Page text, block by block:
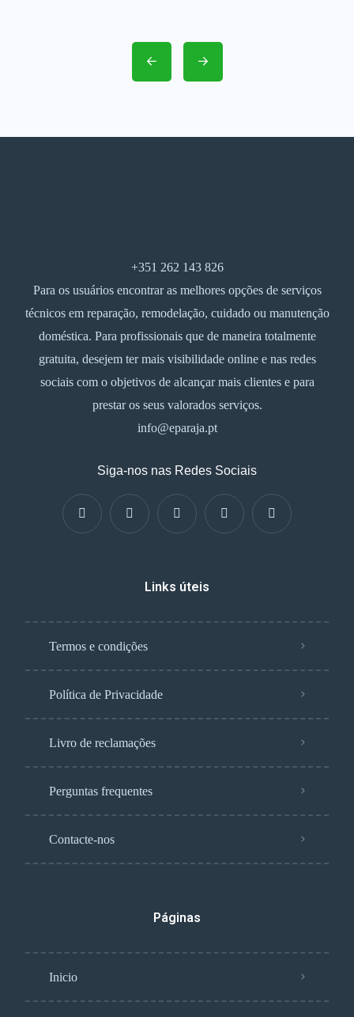
+351 262 143 826
Para os usuários encontrar as melhores opções de serviços
técnicos em reparação, remodelação, cuidado ou manutenção
doméstica. Para profissionais que de maneira totalmente
gratuita, desejem ter mais visibilidade online e nas redes
sociais com o objetivos de alcançar mais clientes e para
prestar os seus valorados serviços.
info@eparaja.pt
Siga-nos nas Redes Sociais
Links úteis
Termos e condições
Política de Privacidade
Livro de reclamações
Perguntas frequentes
Contacte-nos
Páginas
Inicio